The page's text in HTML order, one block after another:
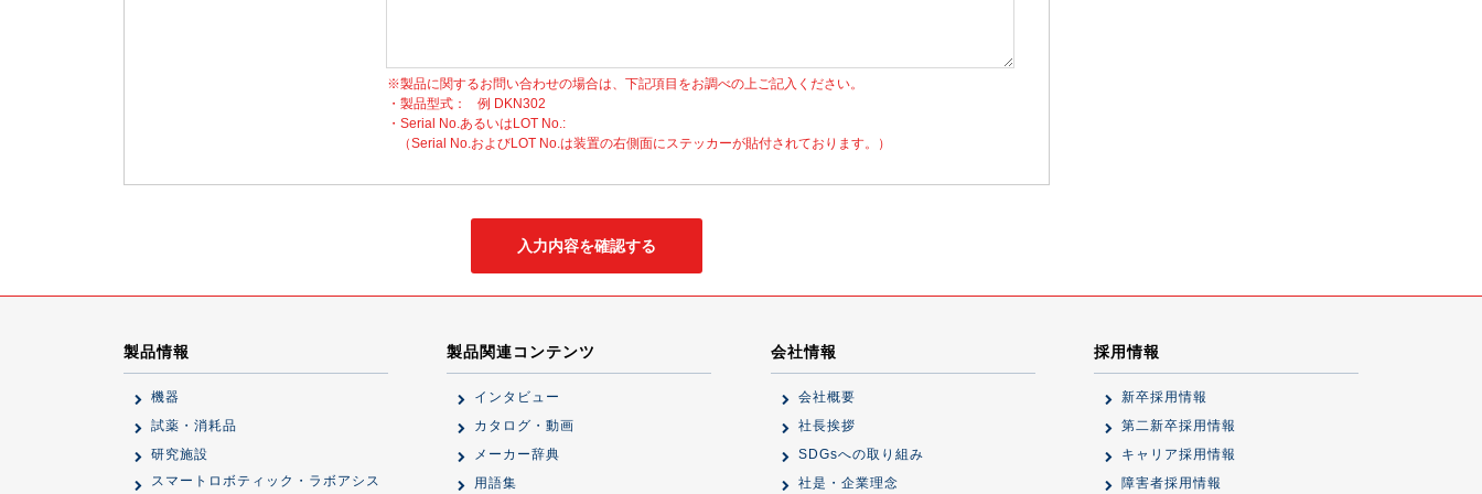
※製品に関するお問い合わせの場合は、下記項目をお調べの上ご記入ください。
・製品型式：
例 DKN302
・Serial No.あるいはLOT No.:
（Serial No.およびLOT No.は装置の右側面にステッカーが貼付されております。）
製品情報
機器
試薬・消耗品
研究施設
スマートロボティック・ラボアシス
製品関連コンテンツ
インタビュー
カタログ・動画
メーカー辞典
用語集
会社情報
会社概要
社長挨拶
SDGsへの取り組み
社是・企業理念
採用情報
新卒採用情報
第二新卒採用情報
キャリア採用情報
障害者採用情報